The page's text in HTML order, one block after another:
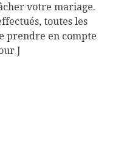
votre mariage.
toutes les
prendre en compte
J